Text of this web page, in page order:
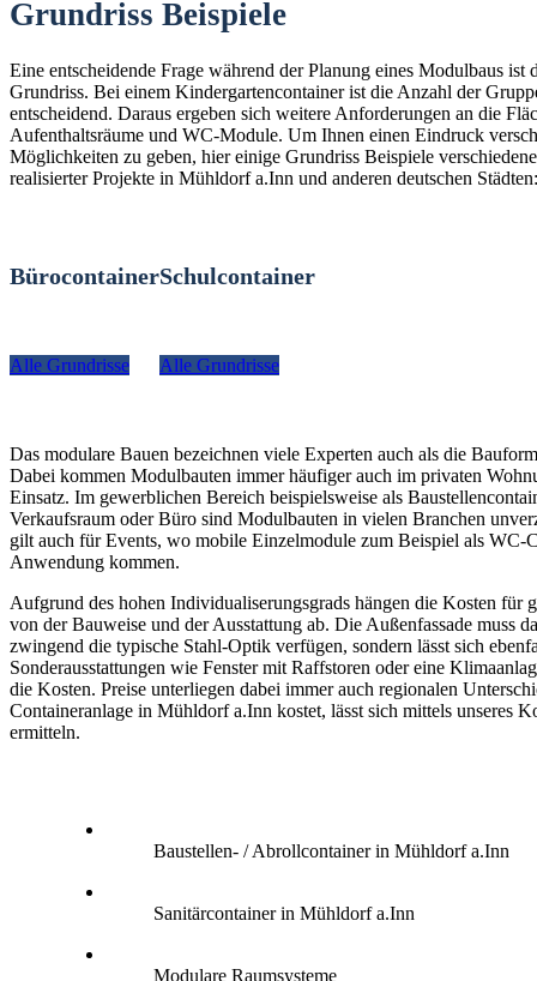
Grundriss Beispiele
Eine entscheidende Frage während der Planung eines Modulbaus ist
Grundriss. Bei einem Kindergartencontainer ist die Anzahl der
entscheidend. Daraus ergeben sich weitere Anforderungen an die
Aufenthaltsräume und WC-Module. Um Ihnen einen Eindruck
Möglichkeiten zu geben, hier einige Grundriss Beispiele
realisierter Projekte in Mühldorf a.Inn und anderen deutschen Städten:
Bürocontainer
Alle Grundrisse
Schulcontainer
Alle Grundrisse
Das modulare Bauen bezeichnen viele Experten auch als die
Dabei kommen Modulbauten immer häufiger auch im privaten
Einsatz. Im gewerblichen Bereich beispielsweise als
Verkaufsraum oder Büro sind Modulbauten in vielen Branchen
gilt auch für Events, wo mobile Einzelmodule zum Beispiel als WC-
Anwendung kommen.
Aufgrund des hohen Individualiserungsgrads hängen die Kosten für
von der Bauweise und der Ausstattung ab. Die Außenfassade muss
zwingend die typische Stahl-Optik verfügen, sondern lässt sich
Sonderausstattungen wie Fenster mit Raffstoren oder eine
die Kosten. Preise unterliegen dabei immer auch regionalen
Containeranlage in Mühldorf a.Inn kostet, lässt sich mittels unseres
ermitteln.
Baustellen- / Abrollcontainer in Mühldorf a.Inn
Sanitärcontainer in Mühldorf a.Inn
Modulare Raumsysteme